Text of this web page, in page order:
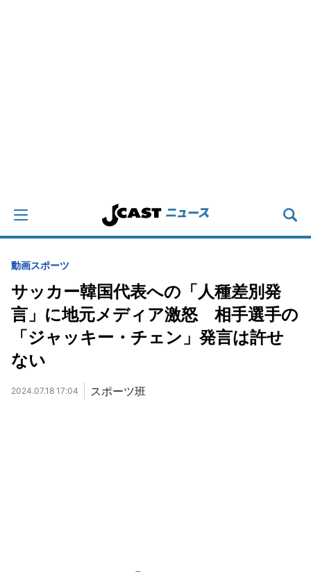
動画スポーツ
サッカー韓国代表への「人種差別発
言」に地元メディア激怒 相手選手の
「ジャッキー・チェン」発言は許せ
ない
2024.07.18 17:04 スポーツ班